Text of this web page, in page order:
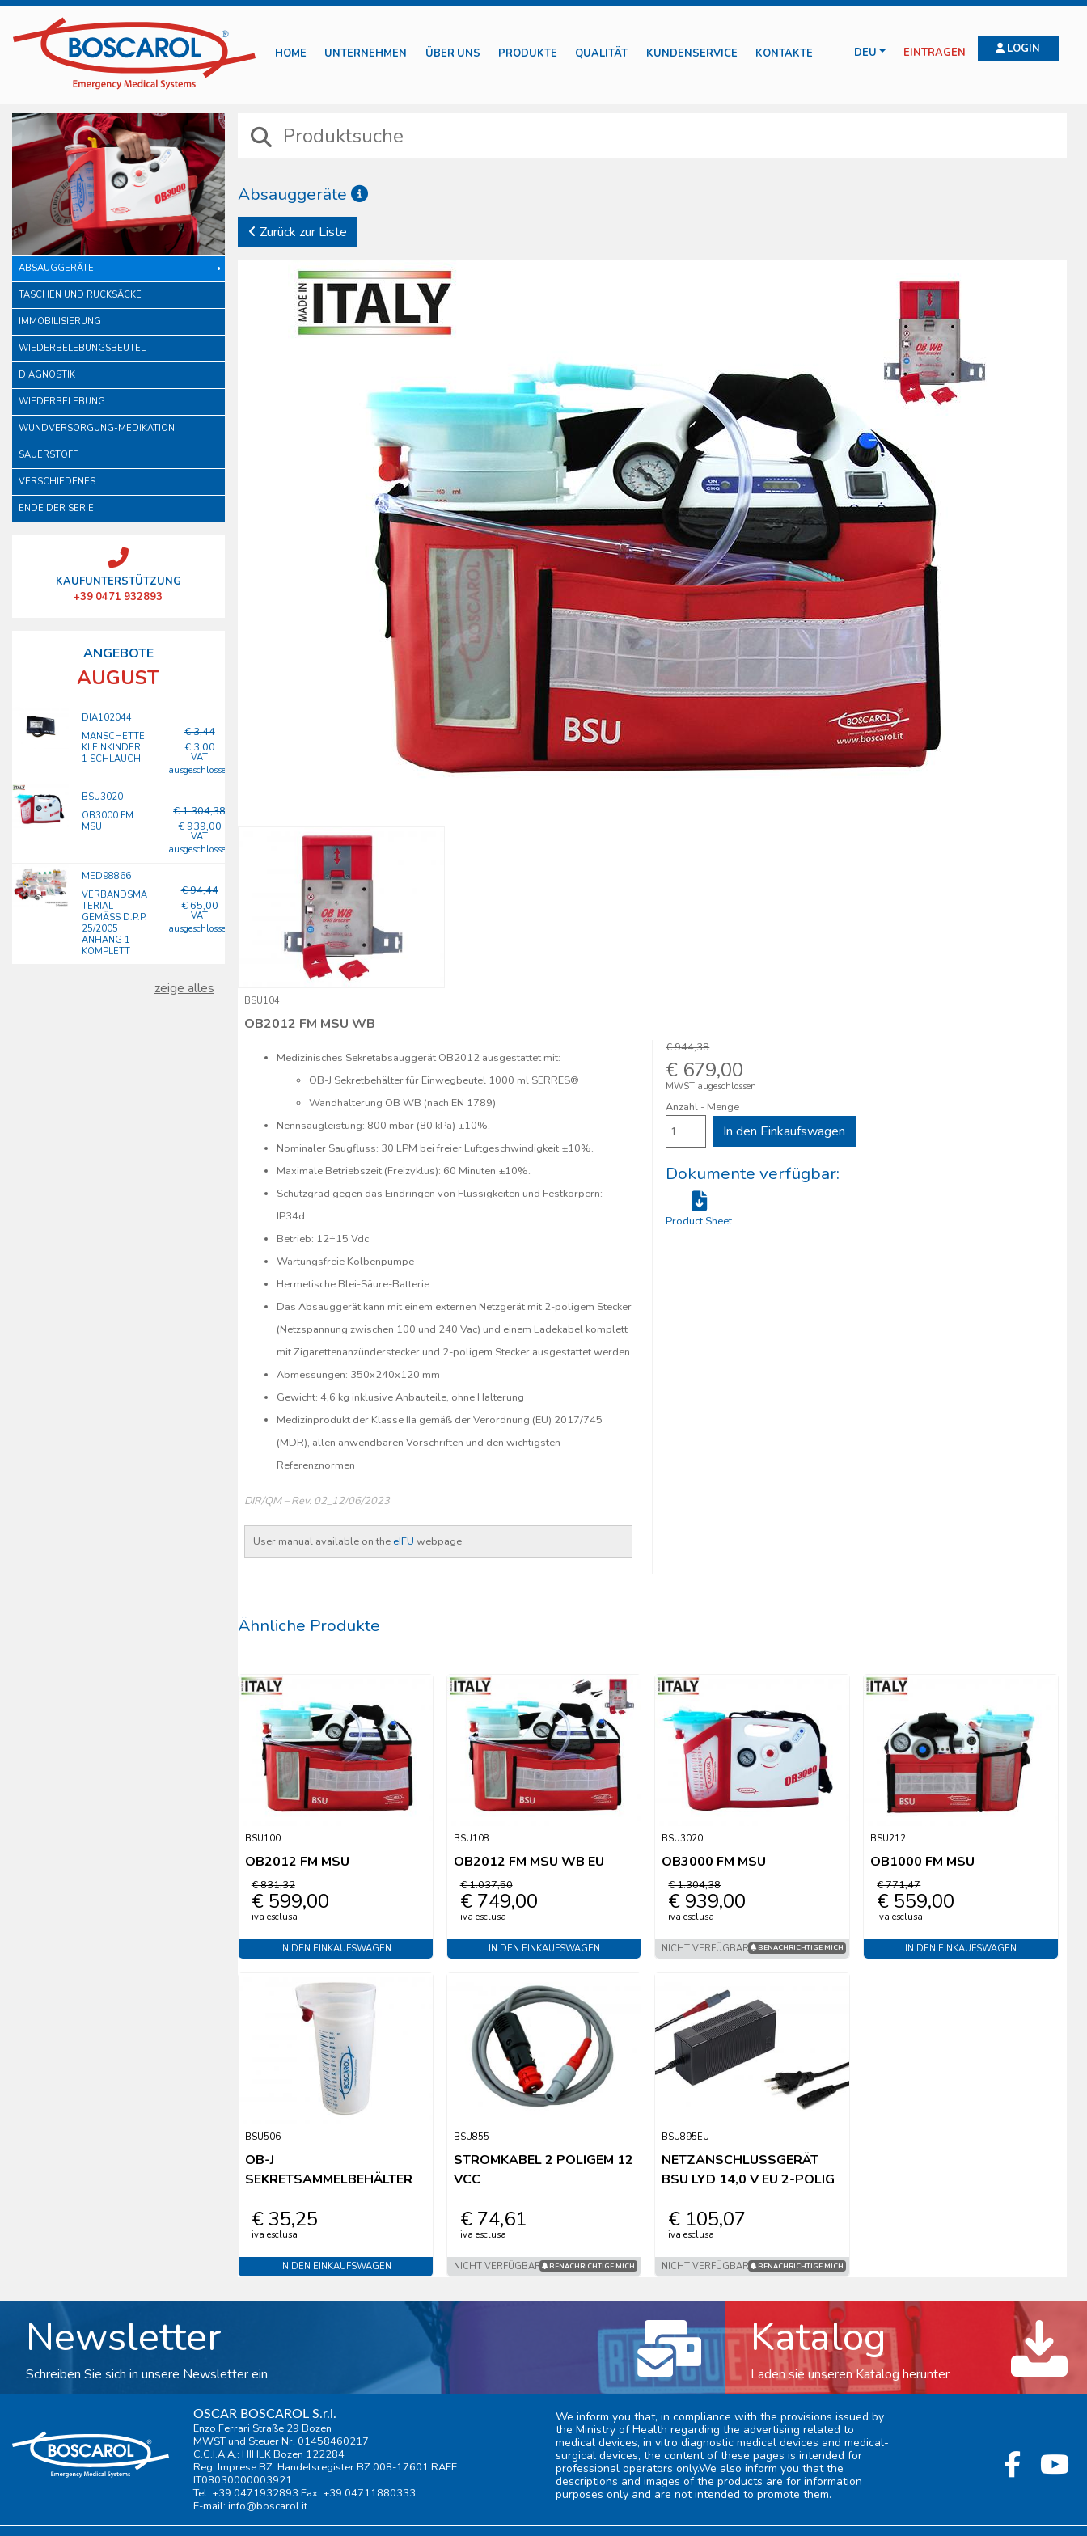
HOME UNTERNEHMEN ÜBER UNS PRODUKTE QUALITÄT KUNDENSERVICE KONTAKTE DEU EINTRAGEN LOGIN
ABSAUGGERÄTE
TASCHEN UND RUCKSÄCKE
IMMOBILISIERUNG
WIEDERBELEBUNGSBEUTEL
DIAGNOSTIK
WIEDERBELEBUNG
WUNDVERSORGUNG-MEDIKATION
SAUERSTOFF
VERSCHIEDENES
ENDE DER SERIE
KAUFUNTERSTÜTZUNG
+39 0471 932893
ANGEBOTE
AUGUST
DIA102044
MANSCHETTE
KLEINKINDER
1 SCHLAUCH
€ 3,44
€ 3,00
VAT
ausgeschlossen
BSU3020
OB3000 FM
MSU
€ 1.304,38
€ 939,00
VAT
ausgeschlossen
MED98866
VERBANDSMA
TERIAL
GEMÄSS D.P.P. 2
5/2005 A
NHANG 1 K
OMPLETT
€ 94,44
€ 65,00
VAT
ausgeschlossen
zeige alles
Zurück zur Liste
BSU104
OB2012 FM MSU WB
Medizinisches Sekretabsauggerät OB2012 ausgestattet mit:
OB-J Sekretbehälter für Einwegbeutel 1000 ml SERRES®
Wandhalterung OB WB (nach EN 1789)
Nennsaugleistung: 800 mbar (80 kPa) ±10%.
Nominaler Saugfluss: 30 LPM bei freier Luftgeschwindigkeit ±10%.
Maximale Betriebszeit (Freizyklus): 60 Minuten ±10%.
Schutzgrad gegen das Eindringen von Flüssigkeiten und Festkörpern:
IP34d
Betrieb: 12÷15 Vdc
Wartungsfreie Kolbenpumpe
Hermetische Blei-Säure-Batterie
Das Absauggerät kann mit einem externen Netzgerät mit 2-poligem Stecker
(Netzspannung zwischen 100 und 240 Vac) und einem Ladekabel komplett
mit Zigarettenanzünderstecker und 2-poligem Stecker ausgestattet werden
Abmessungen: 350x240x120 mm
Gewicht: 4,6 kg inklusive Anbauteile, ohne Halterung
Medizinprodukt der Klasse IIa gemäß der Verordnung (EU) 2017/745
(MDR), allen anwendbaren Vorschriften und den wichtigsten
Referenznormen
DIR/QM – Rev. 02_12/06/2023
User manual available on the eIFU webpage
€ 944,38
€ 679,00
MWST augeschlossen
Anzahl - Menge
In den Einkaufswagen
Dokumente verfügbar:
Product Sheet
Ähnliche Produkte
BSU100
OB2012 FM MSU
€ 831,32
€ 599,00
iva esclusa
IN DEN EINKAUFSWAGEN
BSU108
OB2012 FM MSU WB EU
€ 1.037,50
€ 749,00
iva esclusa
IN DEN EINKAUFSWAGEN
BSU3020
OB3000 FM MSU
€ 1.304,38
€ 939,00
iva esclusa
NICHT VERFÜGBAR BENACHRICHTIGE MICH
BSU212
OB1000 FM MSU
€ 771,47
€ 559,00
iva esclusa
IN DEN EINKAUFSWAGEN
BSU506
OB-J
SEKRETSAMMELBEHÄLTER
€ 35,25
iva esclusa
IN DEN EINKAUFSWAGEN
BSU855
STROMKABEL 2 POLIGEM 12
VCC
€ 74,61
iva esclusa
NICHT VERFÜGBAR BENACHRICHTIGE MICH
BSU895EU
NETZANSCHLUSSGERÄT
BSU LYD 14,0 V EU 2-POLIG
€ 105,07
iva esclusa
NICHT VERFÜGBAR BENACHRICHTIGE MICH
Absauggeräte
Newsletter
Schreiben Sie sich in unsere Newsletter ein
Katalog
Laden sie unseren Katalog herunter
OSCAR BOSCAROL S.r.l.
Enzo Ferrari Straße 29 Bozen
MWST und Steuer Nr. 01458460217
C.C.I.A.A.: HIHLK Bozen 122284
Reg. Imprese BZ: Handelsregister BZ 008-17601 RAEE
IT08030000003921
Tel. +39 0471932893 Fax. +39 04711880333
E-mail: info@boscarol.it
We inform you that, in compliance with the provisions issued by
the Ministry of Health regarding the advertising related to
medical devices, in vitro diagnostic medical devices and medical-
surgical devices, the content of these pages is intended for
professional operators only.We also inform you that the
descriptions and images of the products are for information
purposes only and are not intended to promote them.